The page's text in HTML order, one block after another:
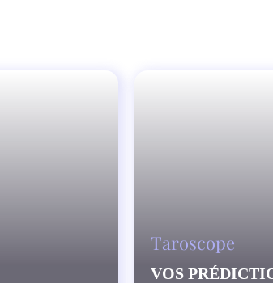
Taroscope
VOS